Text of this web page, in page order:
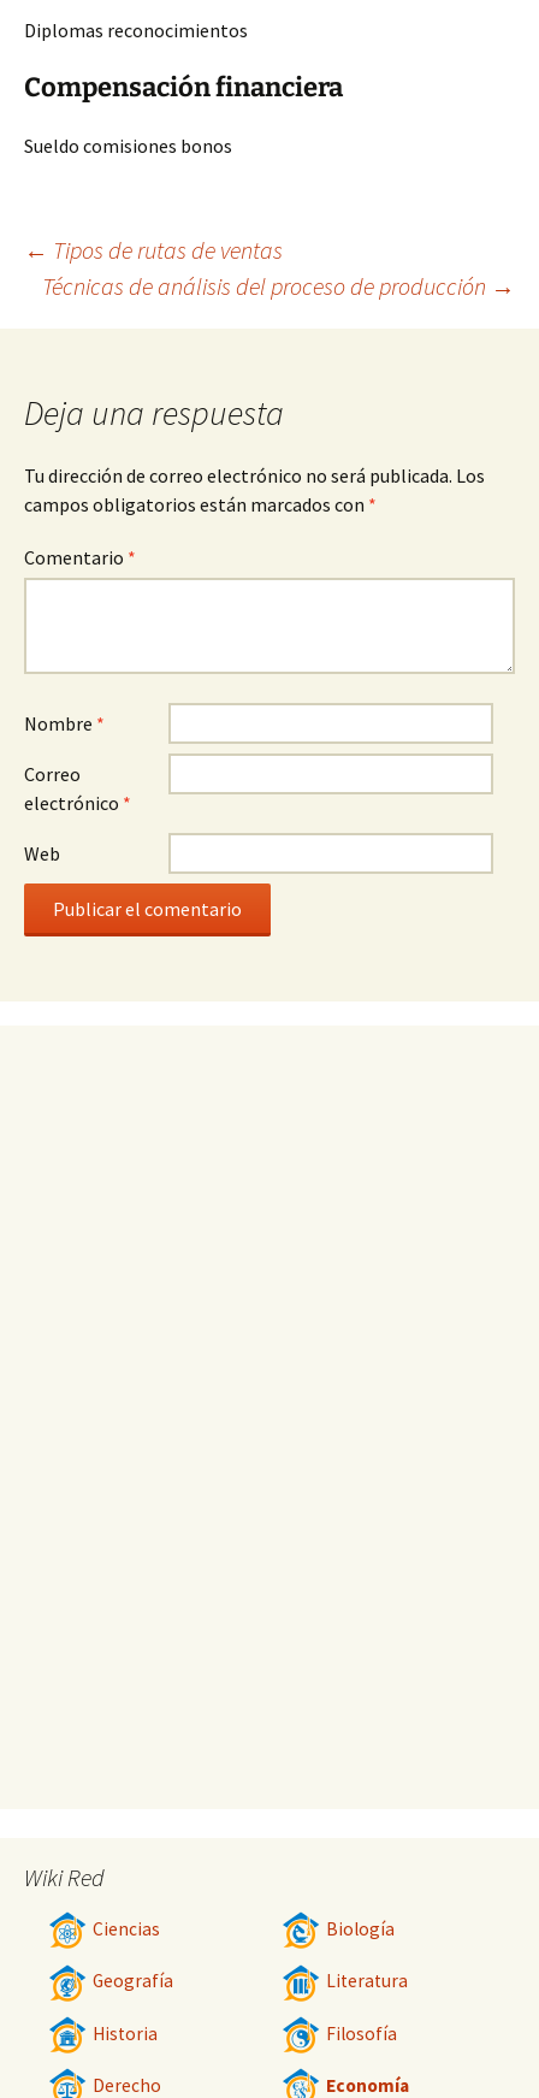
Diplomas reconocimientos
Compensación financiera
Sueldo comisiones bonos
Navegación
de
entradas
← Tipos de rutas de ventas
Técnicas de análisis del proceso de producción →
Deja una respuesta
Tu dirección de correo electrónico no será publicada. Los
campos obligatorios están marcados con *
Comentario *
Nombre *
Correo
electrónico *
Web
Wiki Red
Ciencias Biología
Geografía Literatura
Historia Filosofía
Derecho Economía